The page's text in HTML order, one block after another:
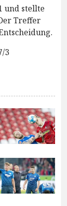
und stellte
Treffer
3